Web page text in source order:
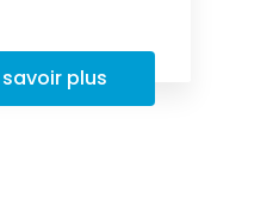
savoir plus